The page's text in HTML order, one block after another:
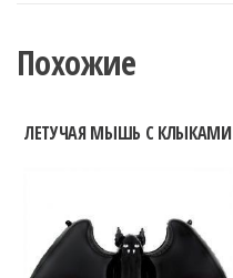
Похожие
ЛЕТУЧАЯ МЫШЬ С КЛЫКАМИ